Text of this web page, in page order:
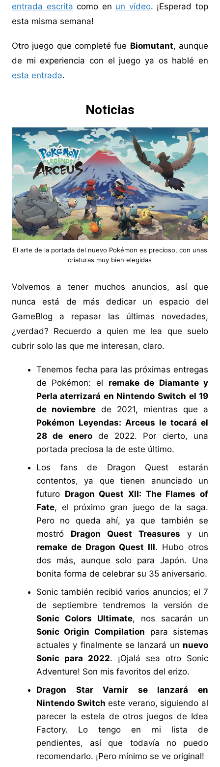
entrada escrita como en un vídeo. ¡Esperad top
esta misma semana!
Otro juego que completé fue Biomutant, aunque
de mi experiencia con el juego ya os hablé en
esta entrada.
Noticias
El arte de la portada del nuevo Pokémon es precioso, con unas
criaturas muy bien elegidas
Volvemos a tener muchos anuncios, así que
nunca está de más dedicar un espacio del
GameBlog a repasar las últimas novedades,
¿verdad? Recuerdo a quien me lea que suelo
cubrir solo las que me interesan, claro.
Tenemos fecha para las próximas entregas
de Pokémon: el remake de Diamante y
Perla aterrizará en Nintendo Switch el 19
de noviembrede 2021, mientras que a
Pokémon Leyendas: Arceus le tocará el
28 de enerode 2022. Por cierto, una
portada preciosa la de este último.
Los fans de Dragon Quest estarán
contentos, ya que tienen anunciado un
futuro Dragon Quest XII: The Flames of
Fate, el próximo gran juego de la saga.
Pero no queda ahí, ya que también se
mostró Dragon Quest Treasures y un
remake de Dragon Quest III. Hubo otros
dos más, aunque solo para Japón. Una
bonita forma de celebrar su 35 aniversario.
Sonic también recibió varios anuncios; el 7
de septiembre tendremos la versión de
Sonic Colors Ultimate, nos sacarán un
Sonic Origin Compilation para sistemas
actuales y finalmente se lanzará un nuevo
Sonic para 2022. ¡Ojalá sea otro Sonic
Adventure! Son mis favoritos del erizo.
Dragon Star Varnir se lanzará en
Nintendo Switch este verano, siguiendo al
parecer la estela de otros juegos de Idea
Factory. Lo tengo en mi lista de
pendientes, así que todavía no puedo
recomendarlo. ¡Pero mínimo se ve original!